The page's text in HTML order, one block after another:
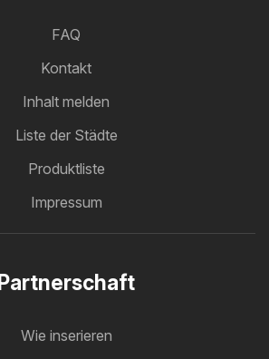
FAQ
Kontakt
Inhalt melden
Liste der Städte
Produktliste
Impressum
Partnerschaft
Wie inserieren